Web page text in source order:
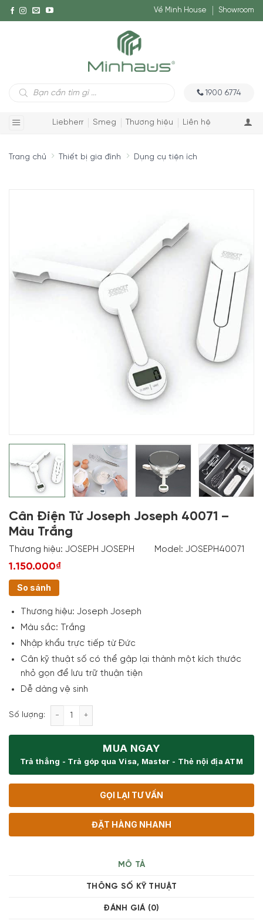
Về Minh House Showroom
Tìm
kiếm
1900 6774
Liebherr Smeg Thương hiệu Liên hệ
Trang chủ Thiết bị gia đình Dụng cụ tiện ích
Cân Điện Tử Joseph Joseph 40071 –
Màu Trắng
Thương hiệu: JOSEPH JOSEPH Model: JOSEPH40071
1.150.000₫
So sánh
Thương hiệu: Joseph Joseph
Màu sắc: Trắng
Nhập khẩu trực tiếp từ Đức
Cân kỹ thuật số có thể gập lại thành một kích thước
nhỏ gọn để lưu trữ thuận tiện
Dễ dàng vệ sinh
Số lượng: Cân Điện Tử Joseph Joseph 40071 - Màu Trắng số
MUA NGAY
Trả thẳng - Trả góp qua Visa, Master - Thẻ nội địa ATM
GỌI LẠI TƯ VẤN
ĐẶT HÀNG NHANH
MÔ TẢ
THÔNG SỐ KỸ THUẬT
ĐÁNH GIÁ (0)